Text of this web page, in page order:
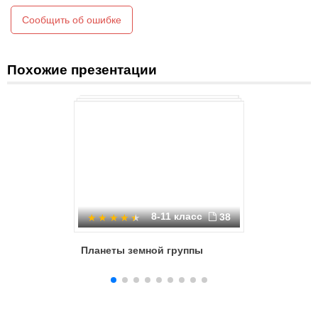
отсутствие жизни на планете Земля, когда его поместили в
пустыне.
Сообщить об ошибке
Похожие презентации
8-11 класс 38
Планеты земной группы